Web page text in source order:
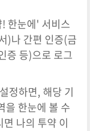
한눈에' 서비스
)나 간편 인증(금
증 등)으로 로그
정하면, 해당 기
을 한눈에 볼 수
나의 투약 이